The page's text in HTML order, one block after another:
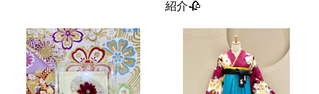
紹介🥀